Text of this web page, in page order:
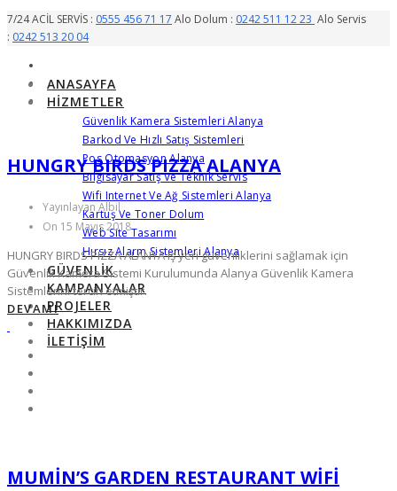
7/24 ACİL SERVİS : 0555 456 71 17 Alo Dolum : 0242 511 12 23 Alo Servis
: 0242 513 20 04
ANASAYFA
HIZMETLER
Güvenlik Kamera Sistemleri Alanya
Barkod Ve Hızlı Satış Sistemleri
Pos Otomasyon Alanya
Bilgisayar Satış Ve Teknik Servis
Wifi Internet Ve Ağ Sistemleri Alanya
Kartuş Ve Toner Dolum
Web Site Tasarımı
Hırsız Alarm Sistemleri Alanya
GÜVENLIK
KAMPANYALAR
PROJELER
HAKKIMIZDA
İLETIŞIM
HUNGRY BIRDS PIZZA ALANYA
Yayınlayan Albil
On 15 Mayıs 2018
HUNGRY BIRDS PIZZA ALANYA iş yeri güvenliklerini sağlamak için
Güvenlik Kamera Sistemi Kurulumunda Alanya Güvenlik Kamera
Sistemlerini tercih etmiştir.
DEVAMI
MUMIN’S GARDEN RESTAURANT WIFI